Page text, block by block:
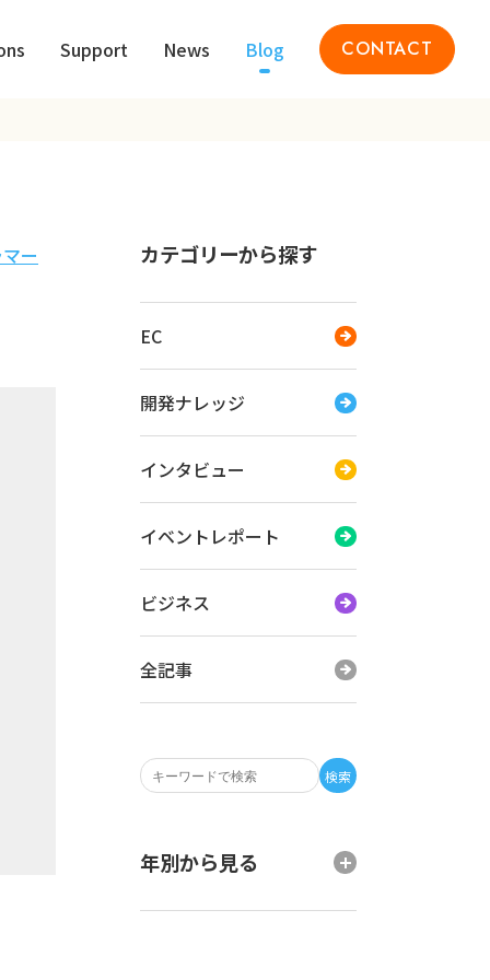
Support News Blog CONTACT
検索
カテゴリーから探す
EC
開発ナレッジ
インタビュー
イベントレポート
ビジネス
全記事
年別から見る
ー